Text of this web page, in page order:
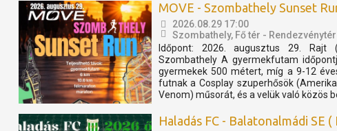
MOVE - Szombathely Sunset
2026.08.29 17:00
Szombathely, Fő tér - Rendezvénytér
Időpont: 2026. augusztus 29. Rajt
Szombathely A gyermekfutam
gyermekek 500 métert, míg a 9-12
futnak a Cosplay szuperhősök
Venom) műsorát, és a velük való közös
Haladás FC - Balatonalmádi SE (